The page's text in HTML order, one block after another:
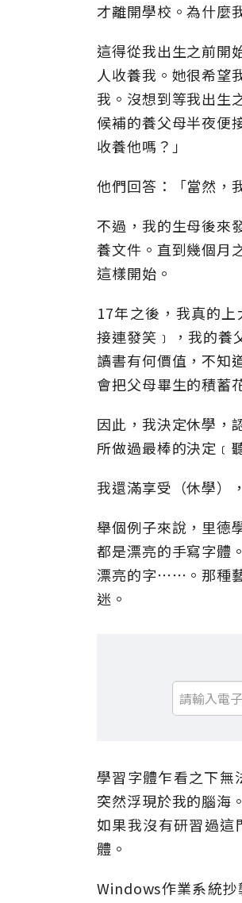
才離開學校。為什麼
這得從我出生之前開
人收養我。她很希望
我。沒想到等我出生
候補的養父母半夜便
收養他嗎？」
他們回答：「當然，
不過，我的生母後來
養文件。直到幾個月
這樣開始。
17年之後，我真的
接連發笑﹞，我的養
讀書有何價值，不知
會把父母畢生的積蓄
因此，我決定休學，
所做過最棒的決定﹝
我還滿享受（休學）
舉個例子來說，里德
都是漂亮的手寫字體
漂亮的字⋯⋯。那種
迷。
學習字體乍看之下無
突然浮現於我的腦海
如果我沒有研習過這
體。
Windows作業系統